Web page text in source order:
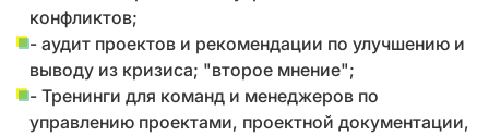
конфликтов;
- аудит проектов и рекомендации по улучшению и
выводу из кризиса; "второе мнение";
- Тренинги для команд и менеджеров по
управлению проектами, проектной документации,